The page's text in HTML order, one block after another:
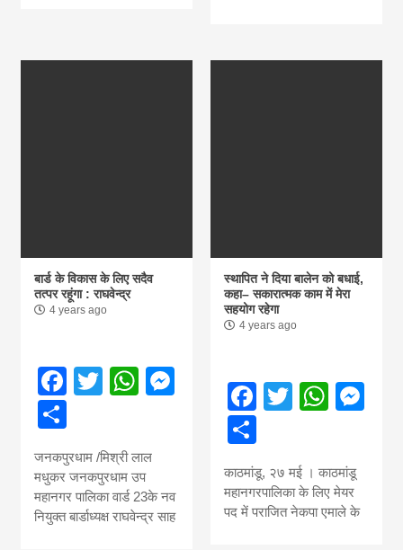
बार्ड के विकास के लिए सदैव
तत्पर रहूंगा : राघवेन्द्र
4 years ago
Facebook
TwitterWhatsApp
Messenger
जनकपुरधाम /मिश्री लाल
मधुकर जनकपुरधाम उप
महानगर पालिका वार्ड 23के नव
नियुक्त बार्डाध्यक्ष राघवेन्द्र साह
स्थापित ने दिया बालेन को बधाई,
कहा– सकारात्मक काम में मेरा
सहयोग रहेगा
4 years ago
Facebook
Twitter
Share
काठमांडू, २७ मई । काठमांडू
महानगरपालिका के लिए मेयर
पद में पराजित नेकपा एमाले के